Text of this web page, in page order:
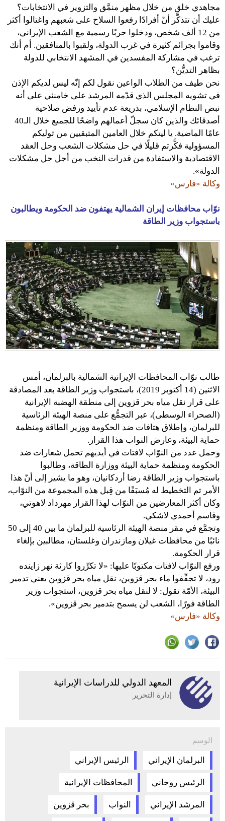
مجاهدي خلق من خلال مظهر منمَّق والتزوير في الانتخابات؟
عليك أن تتذكَّر أنّ أفرادًا رفعوا السلاح على شعبهم واغتالوا أكثر
من 12 ألف شخص، ودخلوا حربًا رسمية مع الشعب الإيراني،
وقاموا بجرائم كثيرة في غرب الدولة، ولقبوا بالمنافقين. أم أنك
ترغب في مشاركة المفسدين في المشهد الانتخابي للدولة
بظاهر التديُّن؟
نحن طيف من الطلاب الواعين نقول لكم إنّه ليس لديكم الإذن
في تشويه المجلس الذي قدّمه المرشد على خامنئي على أنه
نبض النظام الإسلامي، بذريعة عدم تأييد ورفض صلاحية
أصدقائك والذين كان سجلّ أعمالهم واضحًا للجميع خلال الـ40
عامًا الماضية. يا ليتكم خلال العامين المتبقيين من توليكم
المسؤولية فكَّرتم قليلًا في حل مشكلات الشعب وحل العقد
الاقتصادية والاستفادة من قدرات النخب من أجل حل مشكلات
الدولة».
وكالة «فارس»
نوّاب محافظات إيران الشمالية يهتفون ضد الحكومة ويطالبون
باستجواب وزير الطاقة
طالب نوّاب المحافظات الإيرانية الشمالية بالبرلمان، أمس
الاثنين (14 أكتوبر 2019)، باستجواب وزير الطاقة بعد المصادقة
على قرار نقل مياه بحر قزوين إلى منطقة الهضبة الإيرانية
(الصحراء الوسطى)، عبر التجمُّع على منصة الهيئة الرئاسية
للبرلمان، وإطلاق هتافات ضد الحكومة ووزير الطاقة ومنظمة
حماية البيئة، وعارض النواب هذا القرار.
وحمل عدد من النوّاب لافتات في أيديهم تحمل شعارات ضد
الحكومة ومنظمة حماية البيئة ووزارة الطاقة، وطالبوا
باستجواب وزير الطاقة رضا أردكانيان، وهو ما يشير إلى أنّ هذا
الأمر تم التخطيط له مُسبَقًا من قِبل هذه المجموعة من النوّاب،
وكان أكثر المعارضين من النوّاب لهذا القرار مهرداد لاهوتي،
وقاسم أحمدي لاشكي.
وتجمَّع في مقر منصة الهيئة الرئاسية للبرلمان ما بين 40 إلى 50
نائبًا من محافظات غيلان ومازندران وغلستان، مطالبين بإلغاء
قرار الحكومة.
ورفع النوّاب لافتات مكتوبًا عليها: «لا تكرِّروا كارثة نهر زاينده
رود، لا تجفِّفوا ماء بحر قزوين، نقل مياه بحر قزوين يعني تدمير
البيئة، الأمّة تقول: لا لنقل مياه بحر قزوين، استجواب وزير
الطاقة فورًا، الشعب لن يسمح بتدمير بحر قزوين».
وكالة «فارس»
المعهد الدولي للدراسات الإيرانية
إدارة التحرير
الوسم
البرلمان الإيراني الرئيس الإيراني
الرئيس روحاني المحافظات الإيرانية
المرشد الإيراني النواب بحر قزوين